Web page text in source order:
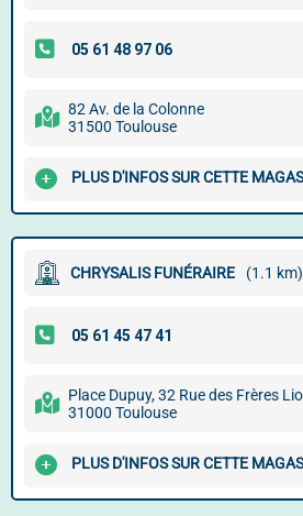
82 Av. de la Colonne
31500 Toulouse
PLUS D'INFOS SUR CETTE
CHRYSALIS FUNÉRAIRE (1.1 km)
Place Dupuy, 32 Rue des Frères
31000 Toulouse
PLUS D'INFOS SUR CETTE